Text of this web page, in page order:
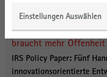
Einstellungen Auswählen
06. November | 2025
Der ländliche Raum
braucht mehr Offenheit
IRS Policy Paper: Fünf
innovationsorientierte